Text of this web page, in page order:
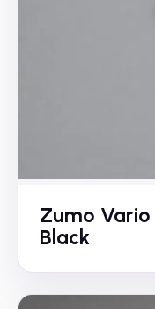
Zumo
Black